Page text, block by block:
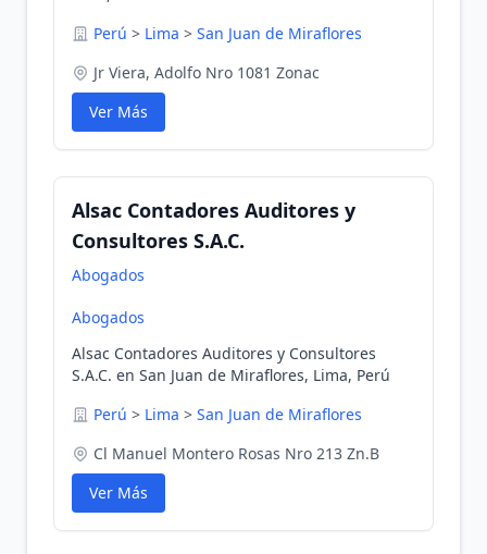
Perú > Lima > San Juan de Miraflores
Jr Viera, Adolfo Nro 1081 Zonac
Ver Más
Alsac Contadores Auditores y
Consultores S.A.C.
Abogados
Abogados
Alsac Contadores Auditores y Consultores
S.A.C. en San Juan de Miraflores, Lima, Perú
Perú > Lima > San Juan de Miraflores
Cl Manuel Montero Rosas Nro 213 Zn.B
Ver Más